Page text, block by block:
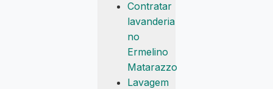
Contratar
lavanderia
no
Ermelino
Matarazzo
Lavagem